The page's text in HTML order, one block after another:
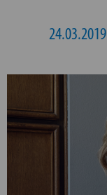
24.03.2019 |